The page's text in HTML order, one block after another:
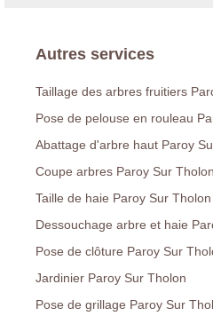
Autres services
Taillage des arbres fruitiers
Pose de pelouse en rouleau
Abattage d'arbre haut Paroy
Coupe arbres Paroy Sur Tholon
Taille de haie Paroy Sur Tholon
Dessouchage arbre et haie
Pose de clôture Paroy Sur
Jardinier Paroy Sur Tholon
Pose de grillage Paroy Sur